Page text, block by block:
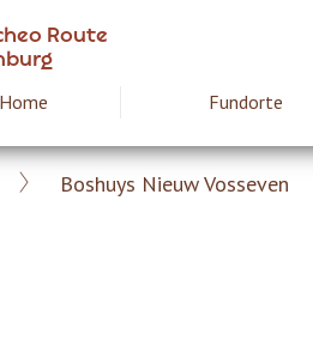
Route
Home Fundorte
Boshuys Nieuw Vosseven